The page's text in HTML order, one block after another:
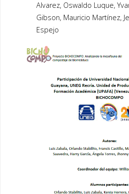
Alvarez, Oswaldo Luque,
Gibson, Mauricio Martínez,
Espejo